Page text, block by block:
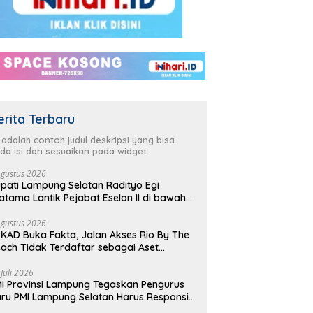
Lampung selatan
dan ikut serta
HUT Partai
ke 25 tahun, DPC
Demokrat Lampung
gelar aksi bersih-
pantai dan menanam
Demokrat ke 25 Tahun
Terbaru
adalah contoh judul deskripsi yang bisa
isi dan sesuaikan pada widget
2026
Lampung Selatan Radityo Egi
Lantik Pejabat Eselon II di bawah
2026
Buka Fakta, Jalan Akses Rio By The
Tidak Terdaftar sebagai Aset
2026
Provinsi Lampung Tegaskan Pengurus
PMI Lampung Selatan Harus Responsif